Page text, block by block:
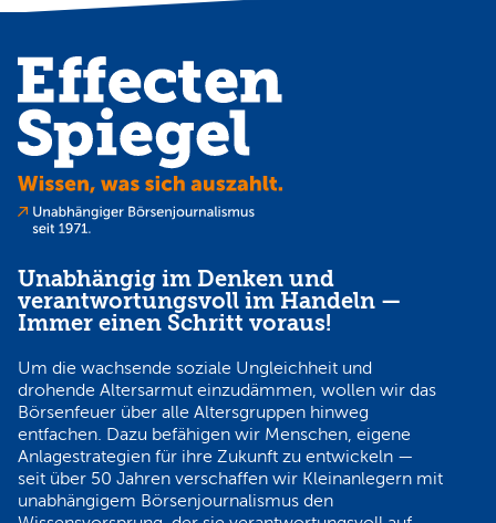
Unabhängig im Denken und
verantwortungsvoll im Handeln —
Immer einen Schritt voraus!
Um die wachsende soziale Ungleichheit und
drohende Altersarmut einzudämmen, wollen wir das
Börsenfeuer über alle Altersgruppen hinweg
entfachen. Dazu befähigen wir Menschen, eigene
Anlagestrategien für ihre Zukunft zu entwickeln —
seit über 50 Jahren verschaffen wir Kleinanlegern mit
unabhängigem Börsenjournalismus den